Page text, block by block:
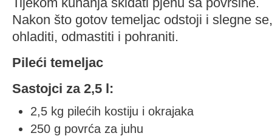
Nakon što gotov temeljac odstoji i slegne
ohladiti, odmastiti i pohraniti.
Pileći temeljac
Sastojci za 2,5 l:
2,5 kg pilećih kostiju i okrajaka
250 g povrća za juhu